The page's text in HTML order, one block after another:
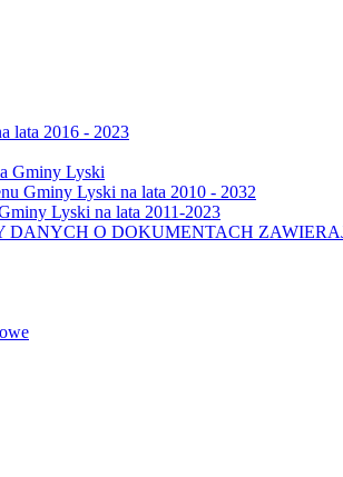
lata 2016 - 2023
Gminy Lyski
Gminy Lyski na lata 2010 - 2032
Lyski na lata 2011-2023
O DOKUMENTACH